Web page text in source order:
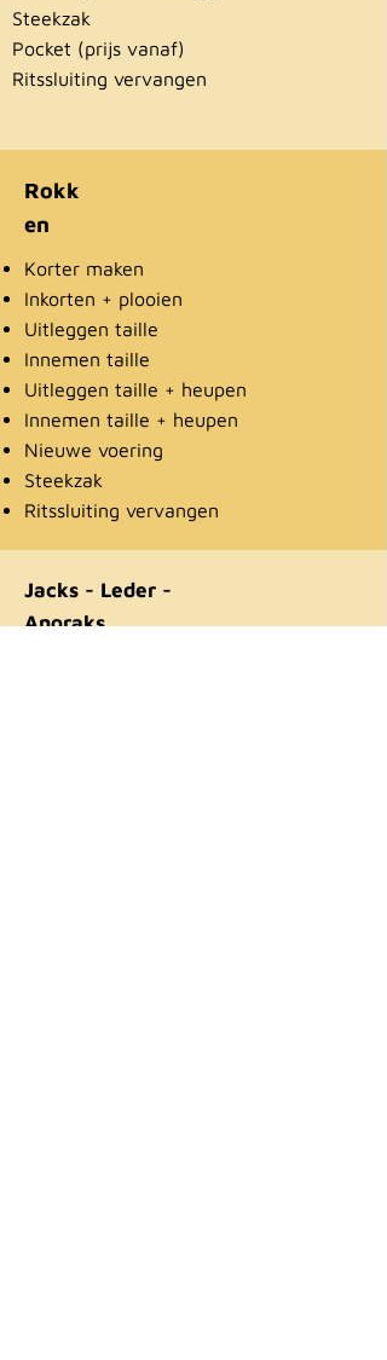
Steekzak
Pocket (prijs vanaf)
Ritssluiting vervangen
Rokk
en
Korter maken
Inkorten + plooien
Uitleggen taille
Innemen taille
Uitleggen taille + heupen
Innemen taille + heupen
Nieuwe voering
Steekzak
Ritssluiting vervangen
Jacks - Leder -
Anoraks